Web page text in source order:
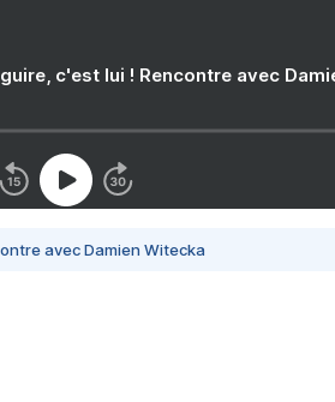
c'est lui ! Rencontre avec
avec Damien Witecka